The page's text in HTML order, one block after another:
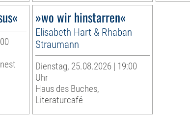
»wo wir hinstarren«
Elisabeth Hart & Rhaban
Straumann
Dienstag, 25.08.2026 | 19:00
Uhr
Haus des Buches,
Literaturcafé